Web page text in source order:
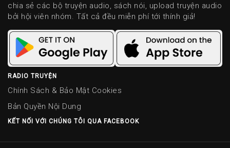
chia sẻ các bộ truyện audio, sách nói, upload truyện audio
bởi hội viên nhóm. Tất cả đều miễn phí tới thính giả!
RADIO TRUYỆN
Chính Sách & Bảo Mật Cookies
Bản Quyền Nội Dung
KẾT NỐI VỚI CHÚNG TÔI QUA FACEBOOK